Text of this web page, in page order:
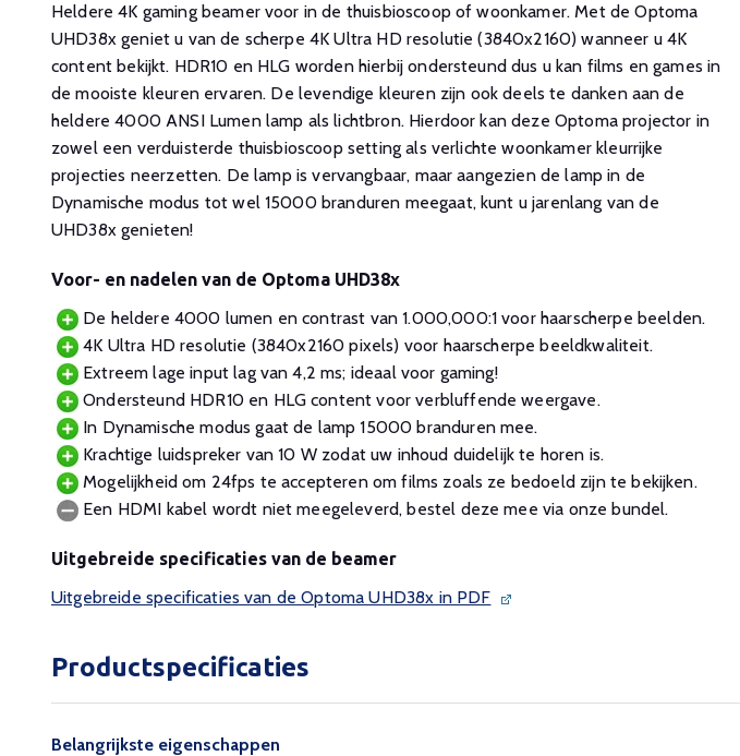
Heldere 4K gaming beamer voor in de thuisbioscoop of woonkamer. Met de Optoma
UHD38x geniet u van de scherpe 4K Ultra HD resolutie (3840x2160) wanneer u 4K
content bekijkt. HDR10 en HLG worden hierbij ondersteund dus u kan films en games in
de mooiste kleuren ervaren. De levendige kleuren zijn ook deels te danken aan de
heldere 4000 ANSI Lumen lamp als lichtbron. Hierdoor kan deze Optoma projector in
zowel een verduisterde thuisbioscoop setting als verlichte woonkamer kleurrijke
projecties neerzetten. De lamp is vervangbaar, maar aangezien de lamp in de
Dynamische modus tot wel 15000 branduren meegaat, kunt u jarenlang van de
UHD38x genieten!
Voor- en nadelen van de Optoma UHD38x
De heldere 4000 lumen en contrast van 1.000,000:1 voor haarscherpe beelden.
4K Ultra HD resolutie (3840x2160 pixels) voor haarscherpe beeldkwaliteit.
Extreem lage input lag van 4,2 ms; ideaal voor gaming!
Ondersteund HDR10 en HLG content voor verbluffende weergave.
In Dynamische modus gaat de lamp 15000 branduren mee.
Krachtige luidspreker van 10 W zodat uw inhoud duidelijk te horen is.
Mogelijkheid om 24fps te accepteren om films zoals ze bedoeld zijn te bekijken.
Een HDMI kabel wordt niet meegeleverd, bestel deze mee via onze bundel.
Uitgebreide specificaties van de beamer
Uitgebreide specificaties van de Optoma UHD38x in PDF
Productspecificaties
Belangrijkste eigenschappen